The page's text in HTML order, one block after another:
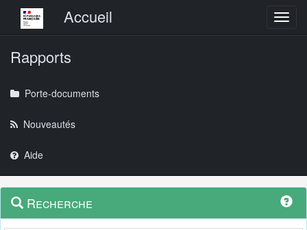
Menu principalAccueil
Rapports
Porte-documents
Nouveautés
Aide
Navigation
outils
Menu
contextuel
Recherche